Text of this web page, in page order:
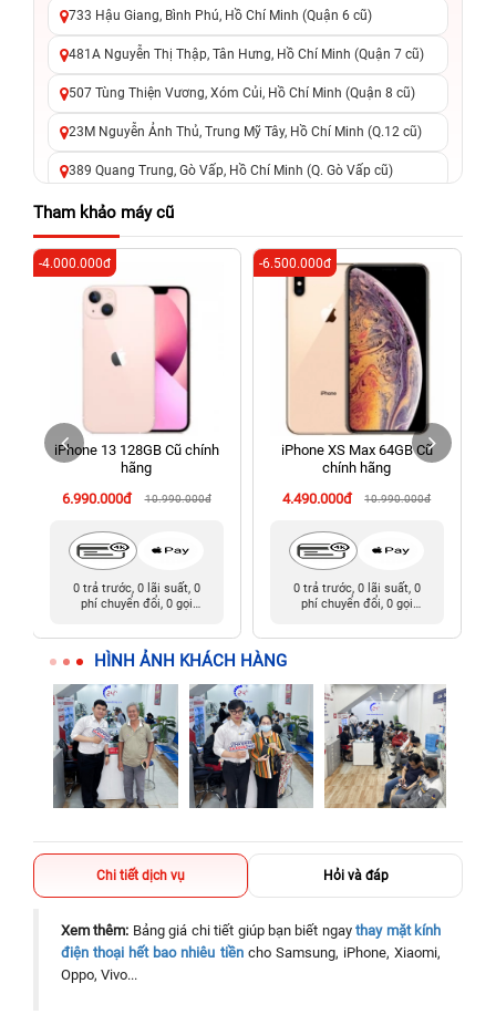
733 Hậu Giang, Bình Phú, Hồ Chí Minh (Quận 6 cũ)
481A Nguyễn Thị Thập, Tân Hưng, Hồ Chí Minh (Quận 7 cũ)
507 Tùng Thiện Vương, Xóm Củi, Hồ Chí Minh (Quận 8 cũ)
23M Nguyễn Ảnh Thủ, Trung Mỹ Tây, Hồ Chí Minh (Q.12 cũ)
389 Quang Trung, Gò Vấp, Hồ Chí Minh (Q. Gò Vấp cũ)
625 - 625A Âu Cơ, Tân Phú, Hồ Chí Minh (Quận Tân Phú cũ)
326 Lê Văn Việt, Tăng Nhơn Phú, Hồ Chí Minh (Q.9 TP. Thủ
Đức cũ)
256 Võ Văn Ngân, Thủ Đức, Hồ Chí Minh (Bình Thọ, TP. Thủ
Đức Cũ)
70 Nguyễn An Ninh, Dĩ An, Hồ Chí Minh (Bình Dương Cũ)
24h Vũng Tàu: 162A Ba Cu, Vũng Tàu, Hồ Chí Minh (TP. Vũng
Tàu cũ)
198 Hoàng Văn Thụ, Tân Sơn Nhất, Hồ Chí Minh (Tân Bình
Tham khảo máy cũ
iPhone 13 128GB Cũ chính
hãng
6.990.000đ
10.990.000đ
-4.000.000đ
0 trả trước, 0 lãi suất, 0
phí chuyển đổi, 0 gọi
iPhone XS Max 64GB Cũ
chính hãng
4.490.000đ
10.990.000đ
-6.500.000đ
0 trả trước, 0 lãi suất, 0
phí chuyển đổi, 0 gọi
HÌNH ẢNH KHÁCH HÀNG
Chi tiết dịch vụ Hỏi và đáp
Xem thêm: Bảng giá chi tiết giúp bạn biết ngaythay mặt kính
điện thoại hết bao nhiêu tiềncho Samsung, iPhone, Xiaomi,
Oppo, Vivo...